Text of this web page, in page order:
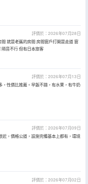
評價於：2026年07月28日
就是老舊的房間 房間窗戶打開是走道 窗
隔音不行 但有日本旅客
評價於：2026年07月13日
，性價比推薦。早飯不錯，有水果，有牛奶
評價於：2026年07月09日
近，價格公道，設施完備基本上都有，環境
評價於：2026年07月02日